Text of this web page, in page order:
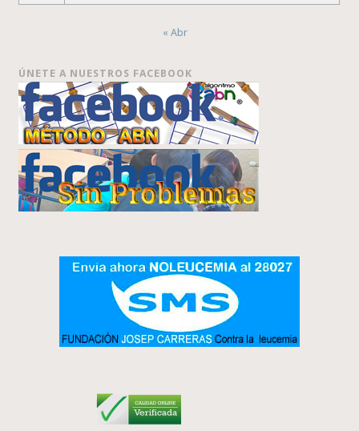
« Abr
ÚNETE A NUESTROS FACEBOOK